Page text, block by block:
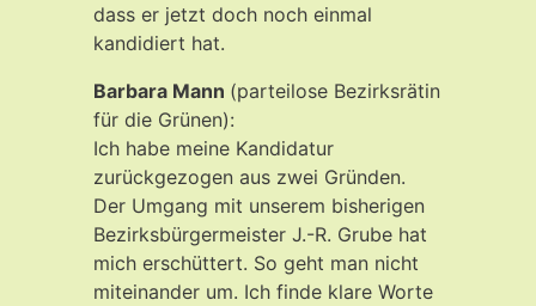
dass er jetzt doch noch einmal
kandidiert hat.
Barbara Mann (parteilose Bezirksrätin
für die Grünen):
Ich habe meine Kandidatur
zurückgezogen aus zwei Gründen.
Der Umgang mit unserem bisherigen
Bezirksbürgermeister J.-R. Grube hat
mich erschüttert. So geht man nicht
miteinander um. Ich finde klare Worte